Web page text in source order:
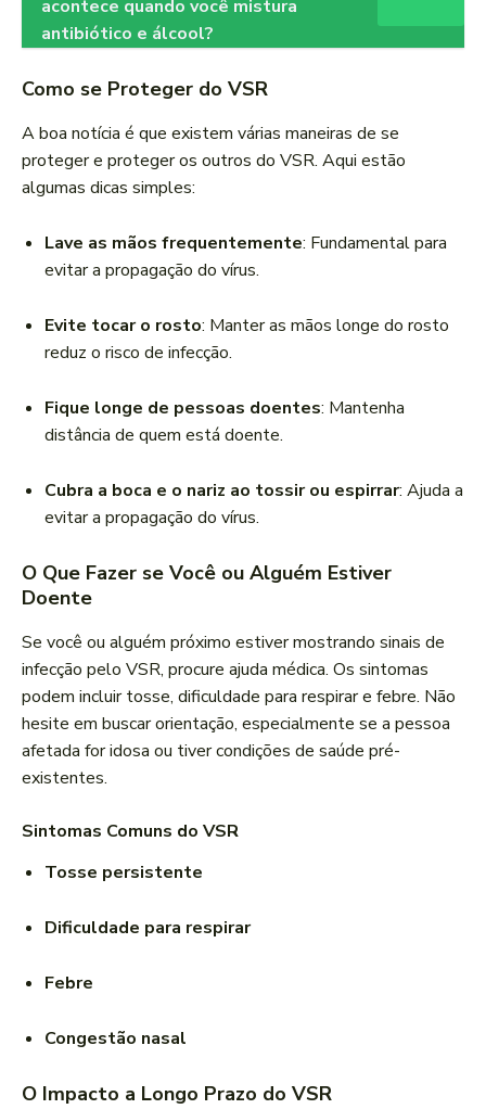
acontece quando você mistura
antibiótico e álcool?
Como se Proteger do VSR
A boa notícia é que existem várias maneiras de se
proteger e proteger os outros do VSR. Aqui estão
algumas dicas simples:
Lave as mãos frequentemente: Fundamental para
evitar a propagação do vírus.
Evite tocar o rosto: Manter as mãos longe do rosto
reduz o risco de infecção.
Fique longe de pessoas doentes: Mantenha
distância de quem está doente.
Cubra a boca e o nariz ao tossir ou espirrar: Ajuda a
evitar a propagação do vírus.
O Que Fazer se Você ou Alguém Estiver
Doente
Se você ou alguém próximo estiver mostrando sinais de
infecção pelo VSR, procure ajuda médica. Os sintomas
podem incluir tosse, dificuldade para respirar e febre. Não
hesite em buscar orientação, especialmente se a pessoa
afetada for idosa ou tiver condições de saúde pré-
existentes.
Sintomas Comuns do VSR
Tosse persistente
Dificuldade para respirar
Febre
Congestão nasal
O Impacto a Longo Prazo do VSR